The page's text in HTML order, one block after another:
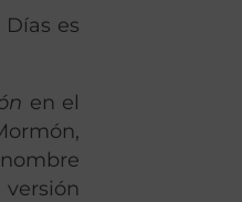
es
en el